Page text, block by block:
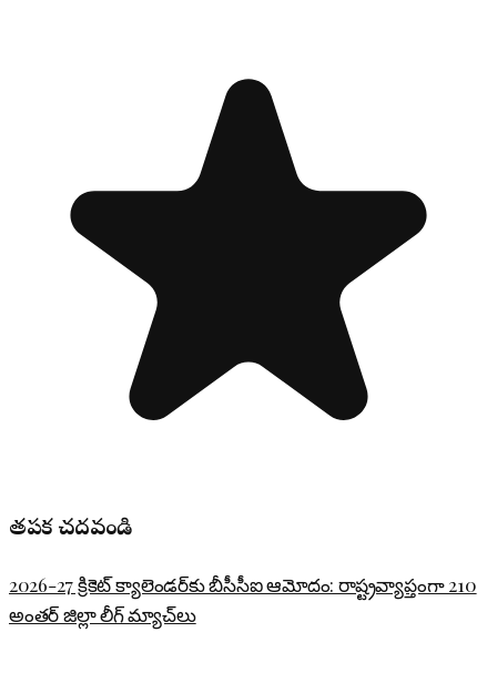
తప్పక చదవండి
2026-27 క్రికెట్ క్యాలెండర్‌కు బీసీసీఐ ఆమోదం: రాష్ట్రవ్యాప్తంగా 210
అంతర్ జిల్లా లీగ్ మ్యాచ్‌లు